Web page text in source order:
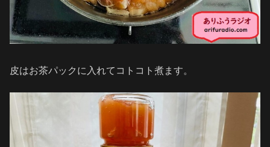
皮はお茶パックに入れてコトコト煮ます。